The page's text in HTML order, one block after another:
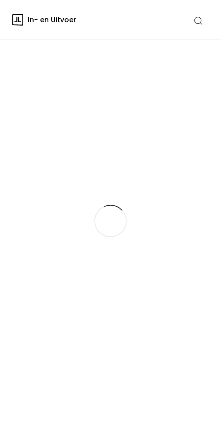
In- en Uitvoer